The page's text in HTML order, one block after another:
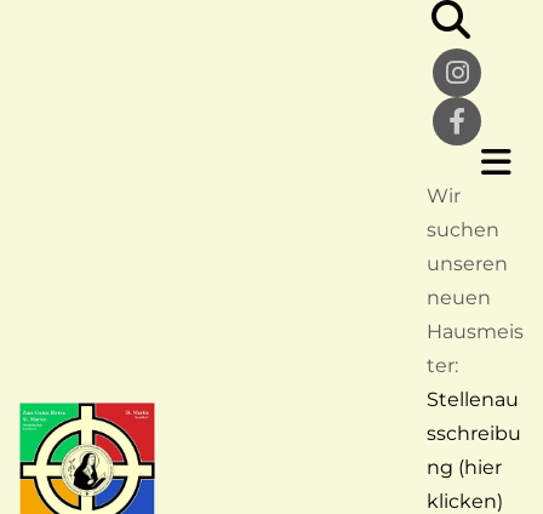
Wir
suchen
unseren
neuen
Hausmeis
ter:
Stellenau
sschreibu
ng (hier
klicken)